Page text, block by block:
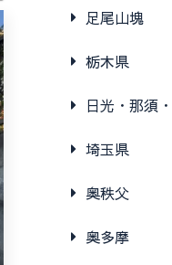
足尾山塊
栃木県
日光・那須
埼玉県
奥秩父
奥多摩